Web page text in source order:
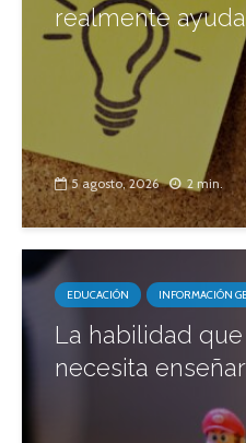
realmente
5 agosto, 2026 2 min.
EDUCACIÓN INFORMACIÓN
La habilidad
necesita